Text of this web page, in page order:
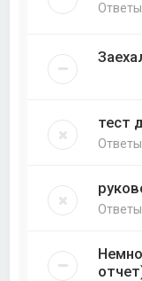
тест